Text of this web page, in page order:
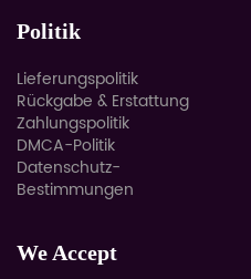
Politik
Lieferungspolitik
Rückgabe & Erstattung
Zahlungspolitik
DMCA-Politik
Datenschutz-
Bestimmungen
We Accept